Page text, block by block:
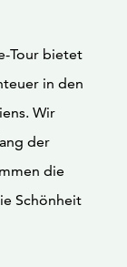
Tour bietet
in den
Wir
der
die
Schönheit